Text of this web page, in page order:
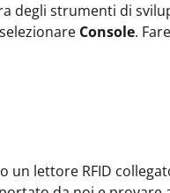
degli strumenti di
Console.
un lettore RFID